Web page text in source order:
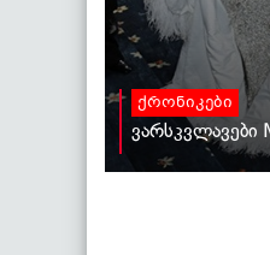
ქრონიკები